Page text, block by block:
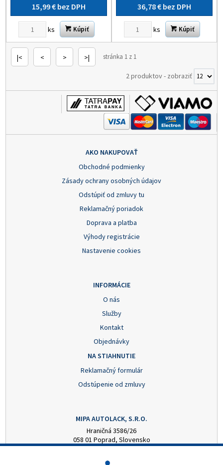
15,99 € bez DPH
ks Kúpiť
36,78 € bez DPH
ks Kúpiť
|< < > >| stránka 1 z 1
2 produktov- zobraziť
AKO NAKUPOVAŤ
Obchodné podmienky
Zásady ochrany osobných údajov
Odstúpiť od zmluvy tu
Reklamačný poriadok
Doprava a platba
Výhody registrácie
Nastavenie cookies
INFORMÁCIE
O nás
Služby
Kontakt
Objednávky
NA STIAHNUTIE
Reklamačný formulár
Odstúpenie od zmluvy
MIPA AUTOLACK, S.R.O.
Hraničná 3586/26
058 01 Poprad, Slovensko